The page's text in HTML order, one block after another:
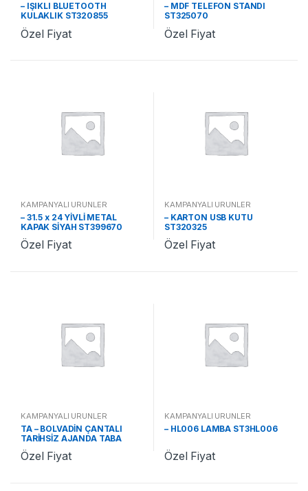
– IŞIKLI BLUETOOTH
KULAKLIK ST320855
Özel Fiyat
– MDF TELEFON STANDI
ST325070
Özel Fiyat
KAMPANYALI ÜRÜNLER
– 31.5 x 24 YİVLİ METAL
KAPAK SİYAH ST399670
Özel Fiyat
KAMPANYALI ÜRÜNLER
– KARTON USB KUTU
ST320325
Özel Fiyat
KAMPANYALI ÜRÜNLER
TA – BOLVADİN ÇANTALI
TARİHSİZ AJANDA TABA
ST370478 TA
Özel Fiyat
KAMPANYALI ÜRÜNLER
– HL006 LAMBA ST3HL006
Özel Fiyat